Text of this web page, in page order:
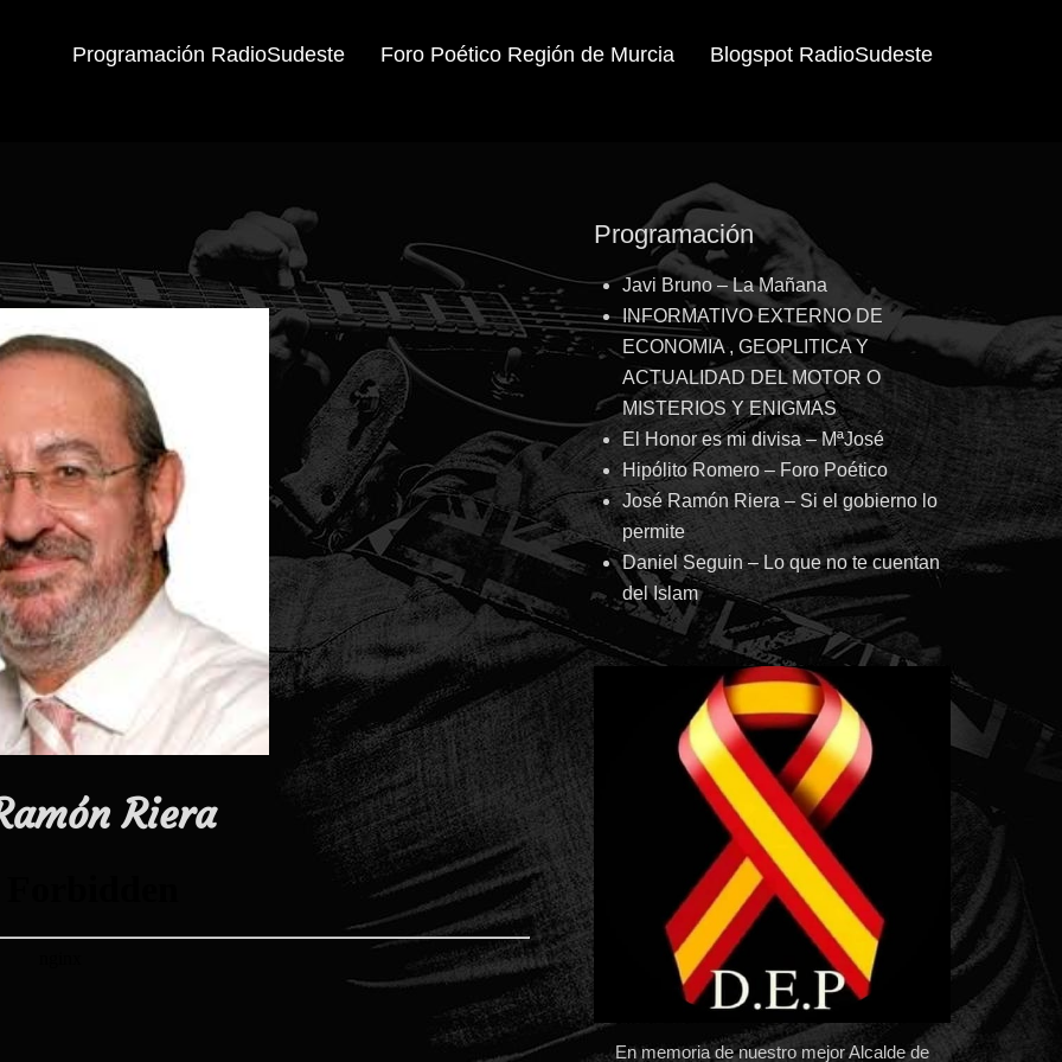
Programación RadioSudeste Foro Poético Región de Murcia Blogspot RadioSudeste
Riera
Programación
Javi Bruno – La Mañana
INFORMATIVO EXTERNO DE
ECONOMIA , GEOPLITICA Y
ACTUALIDAD DEL MOTOR O
MISTERIOS Y ENIGMAS
El Honor es mi divisa – MªJosé
Hipólito Romero – Foro Poético
José Ramón Riera – Si el gobierno lo
permite
Daniel Seguin – Lo que no te cuentan
del Islam
En memoria de nuestro mejor Alcalde de